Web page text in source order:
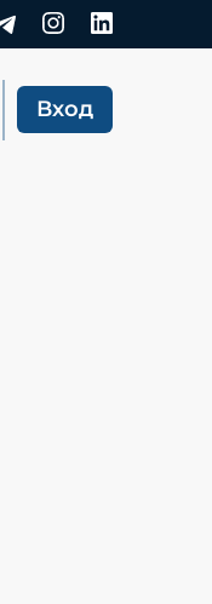
Вход